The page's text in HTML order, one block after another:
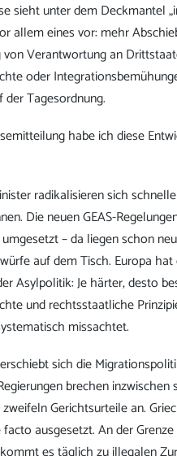
sieht unter dem Deckmantel
allem eines vor: mehr
Verantwortung an
oder
der Tagesordnung.
habe ich diese
radikalisieren sich
Die neuen GEAS-
– da liegen schon
auf dem Tisch. Europa
Asylpolitik: Je härter, desto
und rechtsstaatliche
missachtet.
sich die
brechen inzwischen
Gerichtsurteile an.
ausgesetzt. An der